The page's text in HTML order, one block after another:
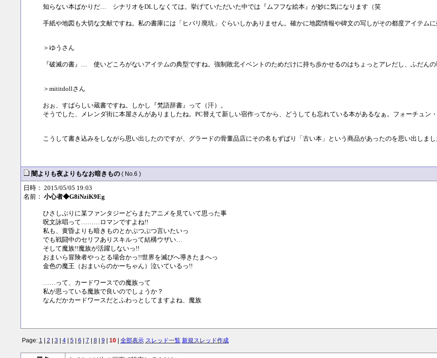
知らない本ばかりだ… シナリオをDLしなくては。挙げていただいた中では『ムフフな絵本』が妙に気になります（笑
手紙や地図も大切な文献ですね。私の書庫には「ヒバリ廃坑」ぐらいしかありません。確かに地図情報や碑文の写しがその都度アイテムに
＞ゆうさん
『破滅の書』… 使いどころがないアイテムの典型ですね。強制敗北イベントのためだけに持ち歩かせるのはちょっとアレだし、ふだん
＞mititdollさん
おぉ、すばらしい蔵書ですね。しかし『梵語辞書』って（汗）。
そうでした、メレンダ街に本屋さんがありましたね。PC替えて新しい宿作ってから、どうしても忘れている本があるなぁ。フォーチュン
こうして書き込みをしながら思い出したのですが、グラードの骨董品店にその名もずばり「古い本」という商品があったのを思い出しまし
闇よりも夜よりもなお暗きもの ( No.6 )
日時： 2015/05/05 19:03
名前： 小心者◆G8iNziK9Eg
ひさしぶりに某ファンタジーどらまたアニメを見ていて思った事
呪文詠唱って………ロマンですよね!!
私も、黄昏よりも暗きものとかぶつぶつ言いたいっ
でも戦闘中のセリフありスキルって結構ウザい…
そして魔族!!魔族が活躍しないっ!!
おまいら冒険者やっとる場合かっ!!世界を滅びへ導きたまへっ
金色の魔王（おまいらのかーちゃん）泣いているっ!!
……って、カードワースでの魔族って
私が思っている魔族で良いのでしょうか？
なんだかカードワースだとふわっとしてますよね、魔族
Page: 1 2 3 4| 5| 6 7 8| 9 10| 全部表示 スレッド一覧 新規スレッド作成